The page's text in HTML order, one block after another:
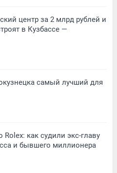
центр за 2 млрд рублей и
в Кузбассе —
самый лучший для
Rolex: как судили экс-главу
и бывшего миллионера